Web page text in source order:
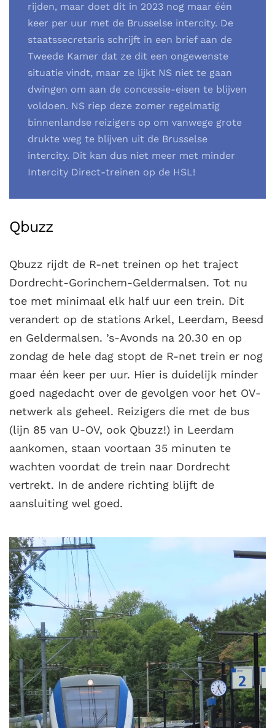
rijden, maar doet dit in 2023 nog maar één
keer per uur met de Brusselse intercity. De
staatssecretaris schrijft in een brief aan de
Tweede Kamer dat ze dit een ongewenste
situatie vindt, maar ze lijkt NS niet te gaan
dwingen om aan de concessie-eisen te blijven
voldoen. NS riep deze zomer regelmatig
binnenlandse reizigers op om vanwege grote
drukte weg te blijven uit de Brusselse
intercity. Dit kan dus niet meer met minder
Intercity Direct-treinen op de HSL!
Qbuzz
Qbuzz rijdt de R-net treinen op het traject
Dordrecht-Gorinchem-Geldermalsen. Tot nu
toe met minimaal elk half uur een trein. Dit
verandert op de stations Arkel, Leerdam, Beesd
en Geldermalsen. ’s-Avonds na 20.30 en op
zondag de hele dag stopt de R-net trein er nog
maar één keer per uur. Hier is duidelijk minder
goed nagedacht over de gevolgen voor het OV-
netwerk als geheel. Reizigers die met de bus
(lijn 85 van U-OV, ook Qbuzz!) in Leerdam
aankomen, staan voortaan 35 minuten te
wachten voordat de trein naar Dordrecht
vertrekt. In de andere richting blijft de
aansluiting wel goed.